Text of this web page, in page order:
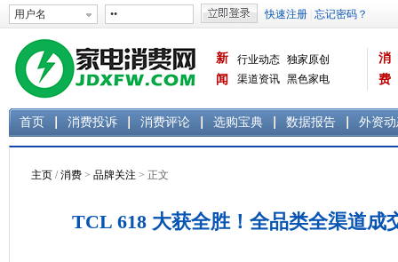
新
闻
行业动态 独家原创
渠道资讯 黑色家电
消
费
首页 消费投诉 消费评论 选购宝典 数据报告 外资
主页 /消费 > 品牌关注 > 正文
TCL 618 大获全胜！全品类全渠道成